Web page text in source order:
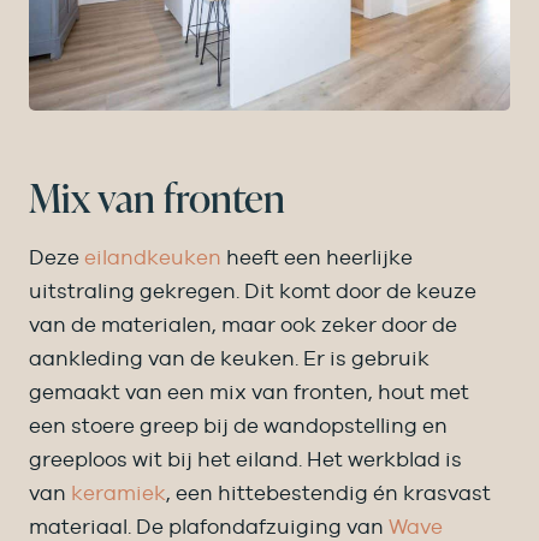
Mix van fronten
Deze eilandkeuken heeft een heerlijke
uitstraling gekregen. Dit komt door de keuze
van de materialen, maar ook zeker door de
aankleding van de keuken. Er is gebruik
gemaakt van een mix van fronten, hout met
een stoere greep bij de wandopstelling en
greeploos wit bij het eiland. Het werkblad is
van keramiek, een hittebestendig én krasvast
materiaal. De plafondafzuiging van Wave